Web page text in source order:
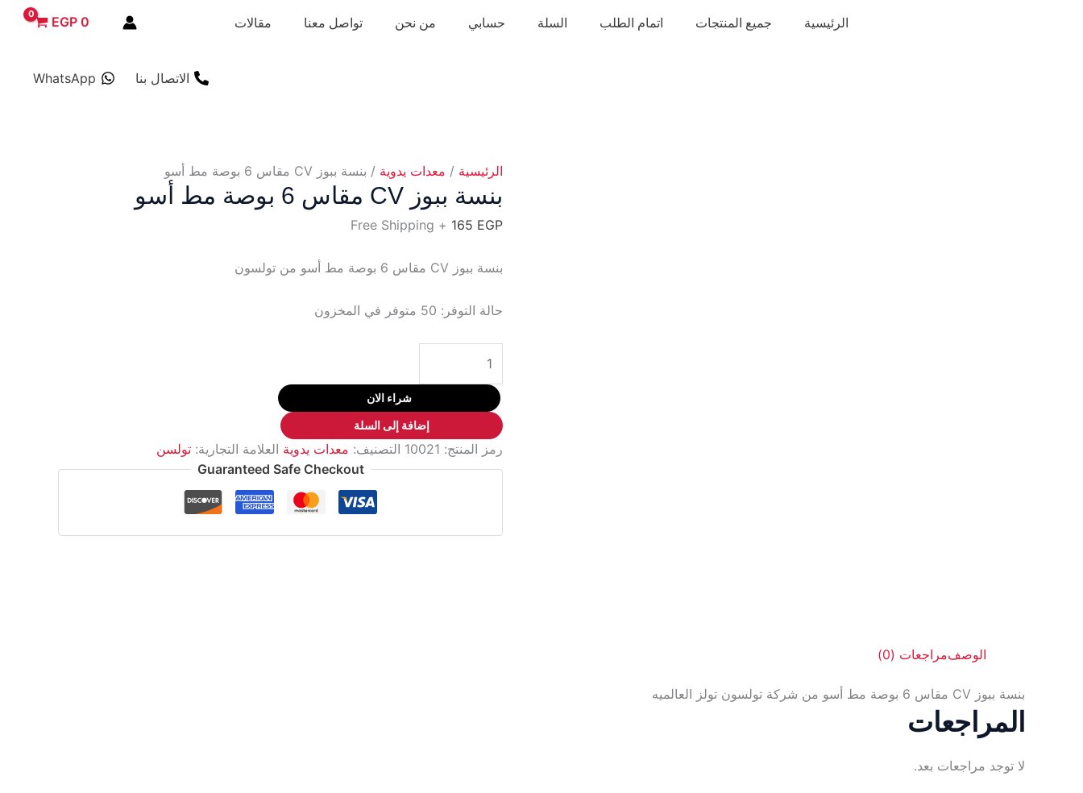
الرئيسية جميع المنتجات اتمام الطلب السلة حسابي من نحن تواصل معنا مقالات 0
EGP
الاتصال بنا WhatsApp
الرئيسية / معدات يدوية / بنسة ببوز CV مقاس 6 بوصة مط أسو
بنسة ببوز CV مقاس 6 بوصة مط أسو
165 EGP
+ Free Shipping
بنسة ببوز CV مقاس 6 بوصة مط أسو من تولسون
حالة التوفر: 50 متوفر في المخزون
بنسة
ببوز
CV
مقاس
6
بوصة
شراء الان
إضافة إلى السلة
رمز المنتج: 10021 التصنيف: معدات يدوية العلامة التجارية: تولسن
Guaranteed Safe Checkout
الوصفمراجعات (0)
بنسة ببوز CV مقاس 6 بوصة مط أسو من شركة تولسون تولز العالميه
المراجعات
لا توجد مراجعات بعد.